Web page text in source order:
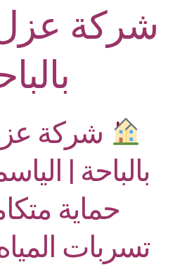
شركة
شركة
بالباحة |
حماية
تسربات